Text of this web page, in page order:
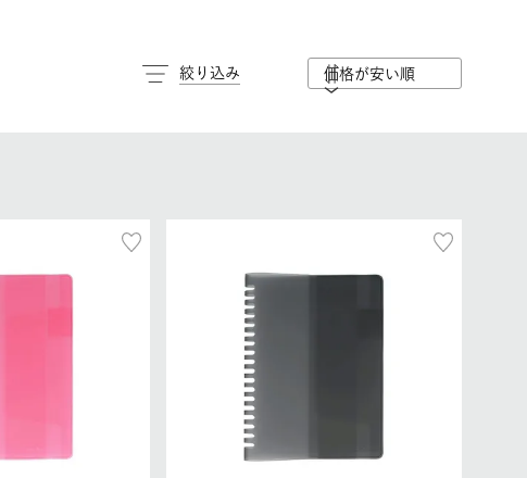
絞り込み 価格が安い順